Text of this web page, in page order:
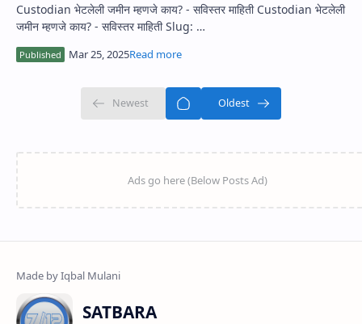
Custodian भेटलेली जमीन म्हणजे काय? - सविस्तर माहिती Custodian भेटलेली
जमीन म्हणजे काय? - सविस्तर माहिती Slug: …
SATBARA